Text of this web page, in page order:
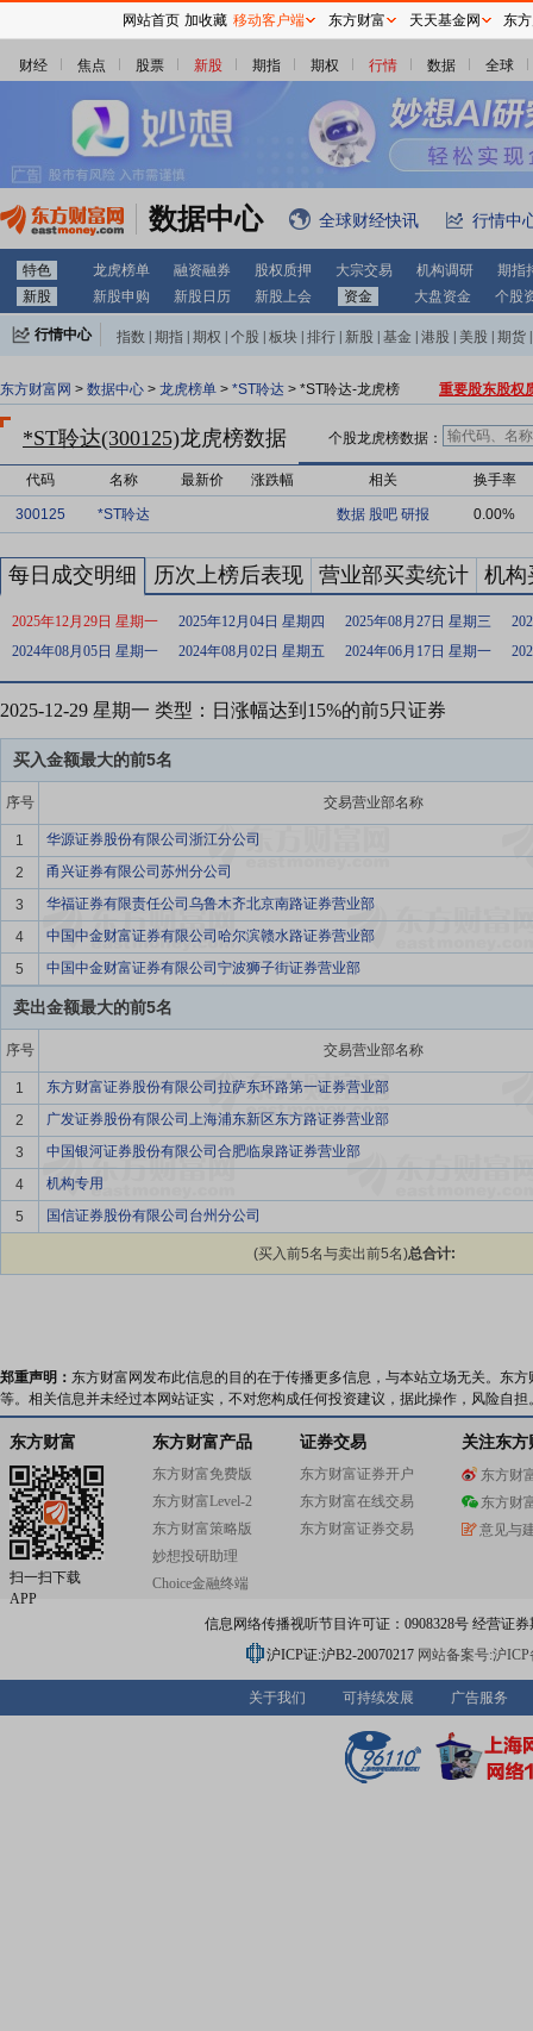
财经 焦点 股票 新股 期指 期权 行情 数据 全球
数据中心 全球财经快讯 行情中
特色 龙虎榜单 融资融券 股权质押 大宗交易 机构调研
期指
新股
新股申购 新股日历 新股上会 资金 大盘资金 个股
行情中心 指数 期指 期权 个股 板块 排行 新股 基金 港股 美股 期货
东方财富网 > 数据中心 > 龙虎榜单 > *ST聆达 > *ST聆达-龙虎榜 重要股东股权
*ST聆达(300125)龙虎榜数据 个股龙虎榜数据：
代码 名称 最新价 涨跌幅 相关 换手率
300125 *ST聆达 数据 股吧 研报 0.00%
每日成交明细 历次上榜后表现 营业部买卖统计 机构
2025年12月29日 星期一 2025年12月04日 星期四 2025年08月27日 星期三
2024年08月05日 星期一
2024年08月02日 星期五 2024年06月17日 星期一
2025-12-29 星期一 类型：日涨幅达到15%的前5只证券
买入金额最大的前5名
序号 交易营业部名称
1
华源证券股份有限公司浙江分公司
2
甬兴证券有限公司苏州分公司
3
华福证券有限责任公司乌鲁木齐北京南路证券营业部
4
中国中金财富证券有限公司哈尔滨赣水路证券营业部
5
中国中金财富证券有限公司宁波狮子街证券营业部
卖出金额最大的前5名
序号 交易营业部名称
1
东方财富证券股份有限公司拉萨东环路第一证券营业部
2
广发证券股份有限公司上海浦东新区东方路证券营业部
3
中国银河证券股份有限公司合肥临泉路证券营业部
4
机构专用
5
国信证券股份有限公司台州分公司
(买入前5名与卖出前5名)总合计:
郑重声明： 东方财富网发布此信息的目的在于传播更多信息，与本站立场无关。东
等。相关信息并未经过本网站证实，不对您构成任何投资建议，据此操作，风险自担
网站首页 加收藏 移动客户端 东方财富 天天基金网 东